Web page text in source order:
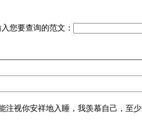
您要查询的范文：
视你安祥地入睡，我羡慕自己，至